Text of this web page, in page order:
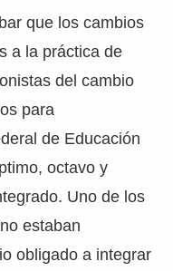
que los cambios
a la práctica de
del cambio
para
de Educación
octavo y
Uno de los
estaban
obligado a integrar